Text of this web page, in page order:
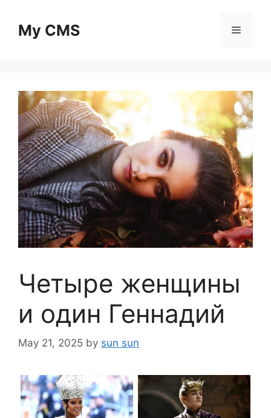
contentMy CMS Menu
Четыре женщины
и один Геннадий
May 21, 2025 by sun sun